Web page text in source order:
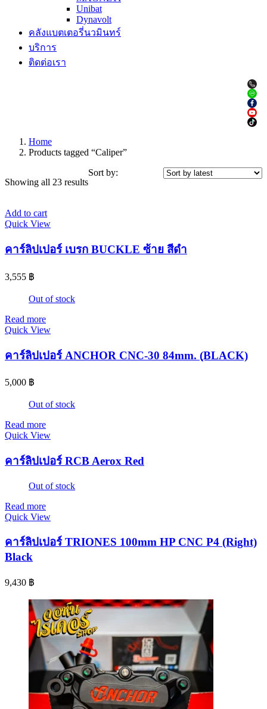
Unibat
Dynavolt
คลังแบตเตอรี่นวมินทร์
บริการ
ติดต่อเรา
Home
Products tagged “Caliper”
Showing all 23 results
Sort by:
Add to cart
Quick View
คาร์ลิปเปอร์ เบรก BUCKLE ซ้าย สีดำ
3,555 ฿
Out of stock
Read more
Quick View
คาร์ลิปเปอร์ ANCHOR CNC-30 84mm. (ฺBLACK)
5,000 ฿
Out of stock
Read more
Quick View
คาร์ลิปเปอร์ RCB Aerox Red
Out of stock
Read more
Quick View
คาร์ลิปเปอร์ TRIONES 100mm HP CNC P4 (Right)
Black
9,430 ฿